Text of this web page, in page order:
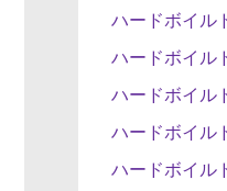
ハードボイル
ハードボイル
ハードボイル
ハードボイル
ハードボイル